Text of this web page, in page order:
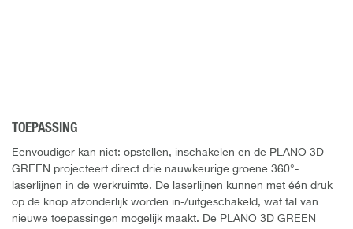
TOEPASSING
Eenvoudiger kan niet: opstellen, inschakelen en de PLANO 3D
GREEN projecteert direct drie nauwkeurige groene 360°-
laserlijnen in de werkruimte. De laserlijnen kunnen met één druk
op de knop afzonderlijk worden in-/uitgeschakeld, wat tal van
nieuwe toepassingen mogelijk maakt. De PLANO 3D GREEN